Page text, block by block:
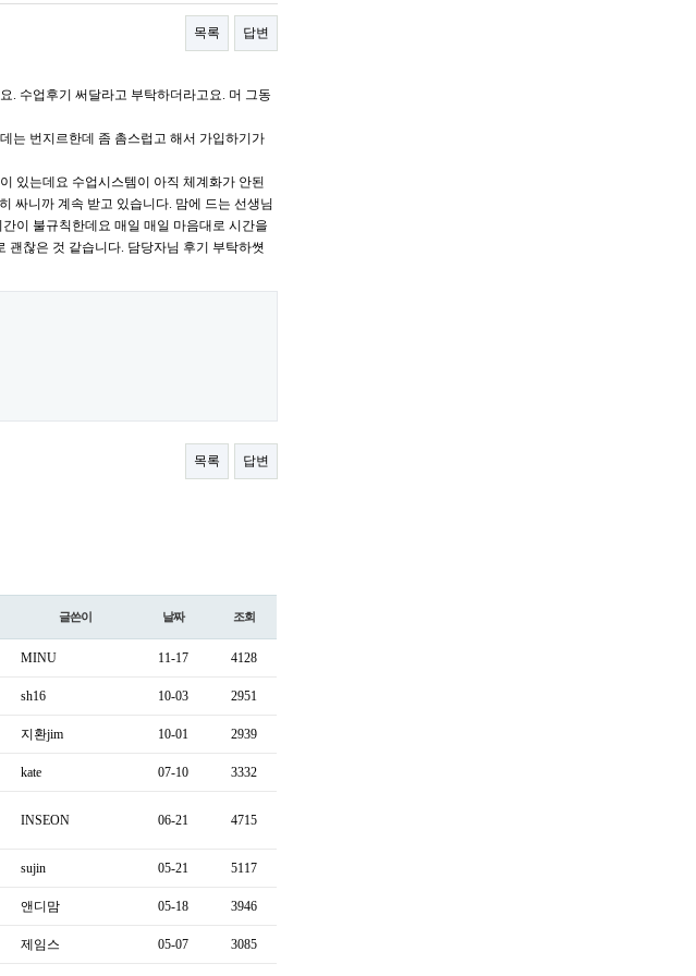
목록 답변
. 수업후기 써달라고 부탁하더라고요. 머 그동
는 번지르한데 좀 촘스럽고 해서 가입하기가
있는데요 수업시스템이 아직 체계화가 안된
싸니까 계속 받고 있습니다. 맘에 드는 선생님
이 불규칙한데요 매일 매일 마음대로 시간을
괜찮은 것 같습니다. 담당자님 후기 부탁하쎳
목록 답변
글쓴이 날짜 조회
MINU 11-17 4128
sh16 10-03 2951
지환jim 10-01 2939
kate 07-10 3332
INSEON 06-21 4715
sujin 05-21 5117
앤디맘 05-18 3946
제임스 05-07 3085